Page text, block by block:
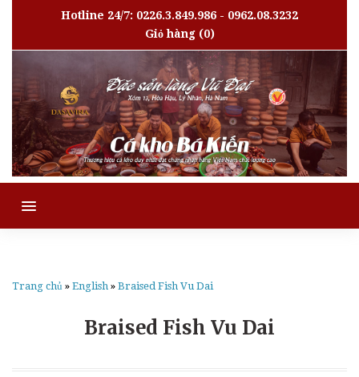
Hotline 24/7: 0226.3.849.986 - 0962.08.3232
Giỏ hàng(0)
MENU
Trang chủ » English » Braised Fish Vu Dai
Braised Fish Vu Dai